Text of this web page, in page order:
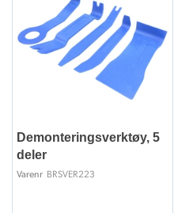
Demonteringsverktøy, 5
deler
Varenr BRSVER223